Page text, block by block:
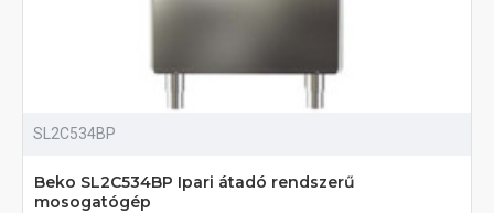
SL2C534BP
Beko SL2C534BP Ipari átadó rendszerű
mosogatógép